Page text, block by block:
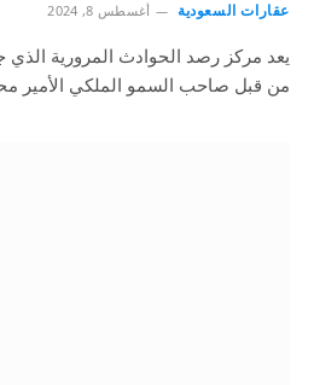
عقارات السعودية أغسطس 8, 2024
يعد مركز رصد الحوادث المرورية الذي
من قبل صاحب السمو الملكي الأمير